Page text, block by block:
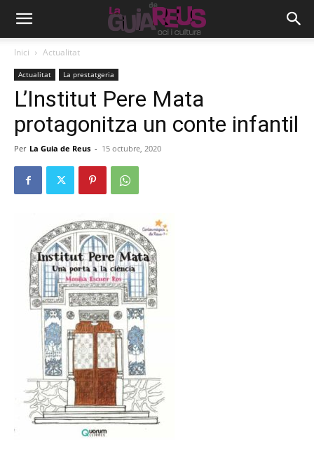
Inici Actualitat
Actualitat La prestatgeria
L’Institut Pere Mata
protagonitza un conte infantil
Per La Guia de Reus - 15 octubre, 2020